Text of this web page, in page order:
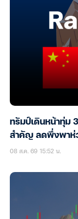
ทรัมป์เดินหน้าทุ่ม
สำคัญ ลดพึ่งพาห่
08 ส.ค. 69 15:52 น.